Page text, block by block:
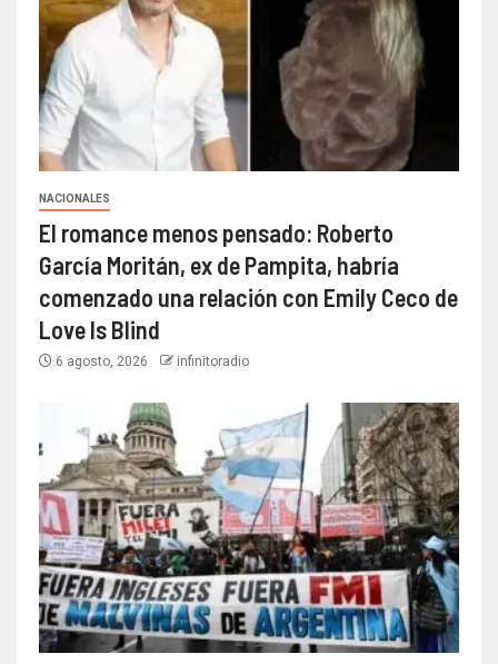
NACIONALES
El romance menos pensado: Roberto
García Moritán, ex de Pampita, habría
comenzado una relación con Emily Ceco de
Love Is Blind
6 agosto, 2026 infinitoradio